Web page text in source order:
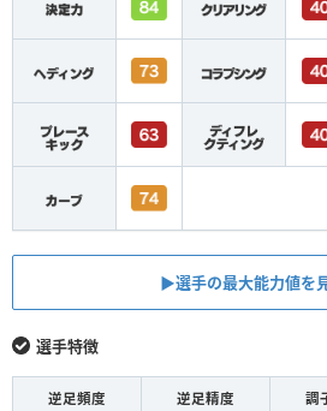
▶︎選手の最大能力値を
選手特徴
逆足頻度 逆足精度 調